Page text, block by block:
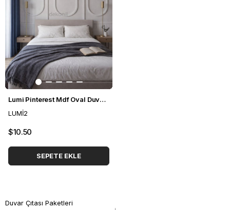
Lumi Pinterest Mdf Oval Duvar Çıtası 96*196cm
LUMİ2
$10.50
SEPETE EKLE
Duvar Çıtası Paketleri